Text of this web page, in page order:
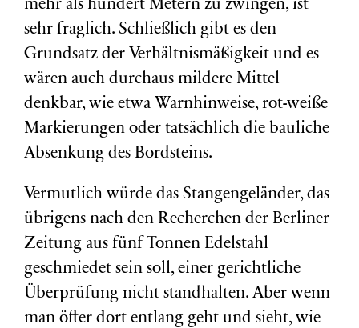
mehr als hundert Metern zu zwingen, ist
sehr fraglich. Schließlich gibt es den
Grundsatz der Verhältnismäßigkeit und es
wären auch durchaus mildere Mittel
denkbar, wie etwa Warnhinweise, rot-weiße
Markierungen oder tatsächlich die bauliche
Absenkung des Bordsteins.
Vermutlich würde das Stangengeländer, das
übrigens nach den Recherchen der Berliner
Zeitung aus fünf Tonnen Edelstahl
geschmiedet sein soll, einer gerichtliche
Überprüfung nicht standhalten. Aber wenn
man öfter dort entlang geht und sieht, wie